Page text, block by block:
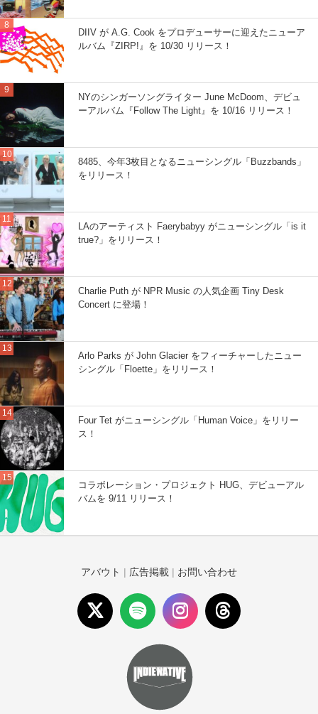
DIIV が A.G. Cook をプロデューサーに迎えたニューア
ルバム『ZIRP!』を 10/30 リリース！
NYのシンガーソングライター June McDoom、デビュ
ーアルバム『Follow The Light』を 10/16 リリース！
8485、今年3枚目となるニューシングル「Buzzbands」
をリリース！
LAのアーティスト Faerybabyy がニューシングル「is it
true?」をリリース！
Charlie Puth が NPR Music の人気企画 Tiny Desk
Concert に登場！
Arlo Parks が John Glacier をフィーチャーしたニュー
シングル「Floette」をリリース！
Four Tet がニューシングル「Human Voice」をリリー
ス！
コラボレーション・プロジェクト HUG、デビューアル
バムを 9/11 リリース！
アバウト | 広告掲載 | お問い合わせ